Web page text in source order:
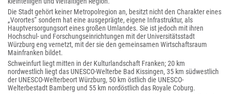
Die Stadt gehört keiner Metropolregion an, besitzt nicht den Charakter eines
„Vorortes“ sondern hat eine ausgeprägte, eigene Infrastruktur, als
Hauptversorgungsort eines großen Umlandes. Sie ist jedoch mit ihren
Hochschul- und Forschungseinrichtungen mit der Universitätsstadt
Würzburg eng vernetzt, mit der sie den gemeinsamen Wirtschaftsraum
Mainfranken bildet.
Schweinfurt liegt mitten in der Kulturlandschaft Franken; 20 km
nordwestlich liegt das UNESCO-Welterbe Bad Kissingen, 35 km südwestlich
der UNESCO-Welterbeort Würzburg, 50 km östlich die UNESCO-
Welterbestadt Bamberg und 55 km nordöstlich das Royale Coburg.